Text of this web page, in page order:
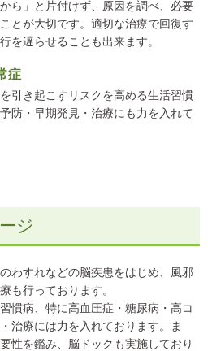
ら」と片付けず、原因を調べ、必要
とが大切です。適切な治療で回復す
を遅らせることも出来ます。
症
引き起こすリスクを高める生活習慣
防・早期発見・治療にも力を入れて
ジ
わすれなどの脳疾患をはじめ、風邪
も行っております。
慣病、特に高血圧症・糖尿病・高コ
治療には力を入れております。ま
性を鑑み、脳ドックも実施しており